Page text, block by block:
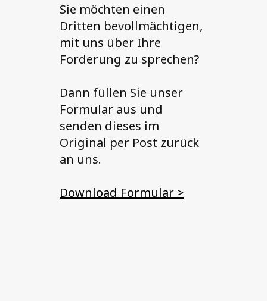
Sie möchten einen
Dritten bevollmächtigen,
mit uns über Ihre
Forderung zu sprechen?
Dann füllen Sie unser
Formular aus und
senden dieses im
Original per Post zurück
an uns.
Download Formular >